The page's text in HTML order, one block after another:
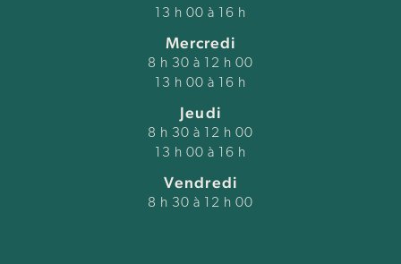
13 h 00 à 16 h
Mercredi
8 h 30 à 12 h 00
13 h 00 à 16 h
Jeudi
8 h 30 à 12 h 00
13 h 00 à 16 h
Vendredi
8 h 30 à 12 h 00